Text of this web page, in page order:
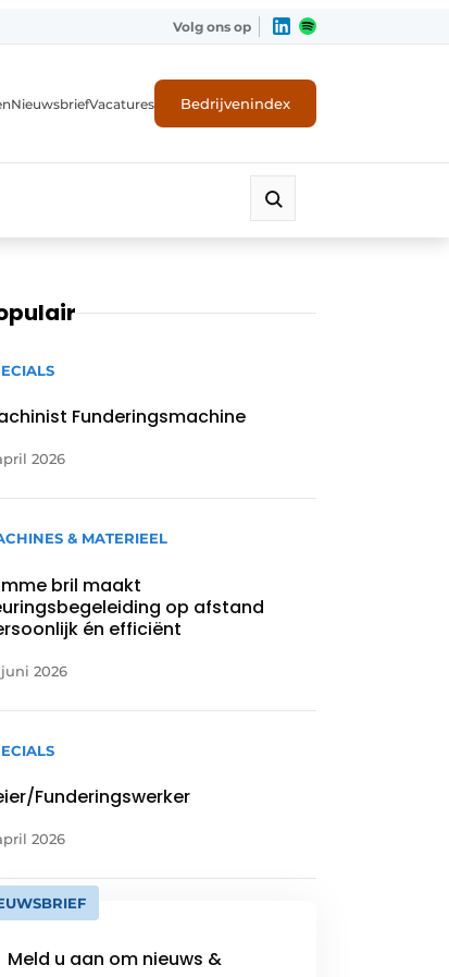
Volg ons op
NieuwsbriefVacatures Bedrijvenindex
Funderingsmachine
2026
& MATERIEEL
bril maakt
op afstand
én efficiënt
juni 2026
Funderingswerker
2026
Meld u aan om nieuws &